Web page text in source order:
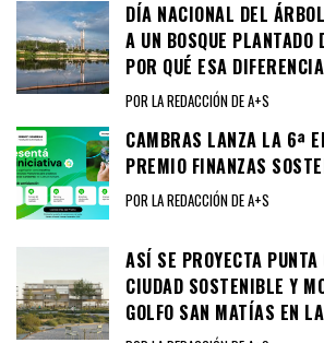
DÍA NACIONAL DEL
A UN BOSQUE PLANTADO
POR QUÉ ESA
POR LA REDACCIÓN DE A+S
CAMBRAS LANZA LA 6ª
PREMIO FINANZAS
POR LA REDACCIÓN DE A+S
ASÍ SE PROYECTA
CIUDAD SOSTENIBLE Y
GOLFO SAN MATÍAS EN